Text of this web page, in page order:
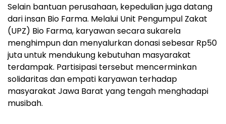
Selain bantuan perusahaan, kepedulian juga datang
dari insan Bio Farma. Melalui Unit Pengumpul Zakat
(UPZ) Bio Farma, karyawan secara sukarela
menghimpun dan menyalurkan donasi sebesar Rp50
juta untuk mendukung kebutuhan masyarakat
terdampak. Partisipasi tersebut mencerminkan
solidaritas dan empati karyawan terhadap
masyarakat Jawa Barat yang tengah menghadapi
musibah.